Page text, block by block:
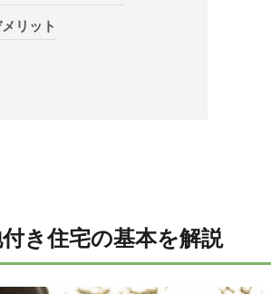
リット
き住宅の基本を解説